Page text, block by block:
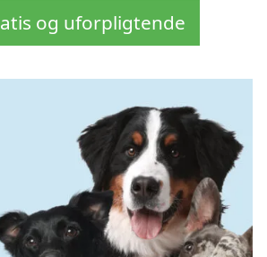
og uforpligtende